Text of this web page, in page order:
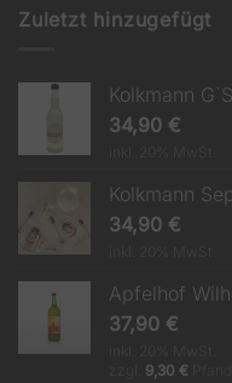
Zuletzt hinzugefügt
Kolkmann
34,90 €
Kolkmann
34,90 €
Apfelhof
37,90 €
9,30 €